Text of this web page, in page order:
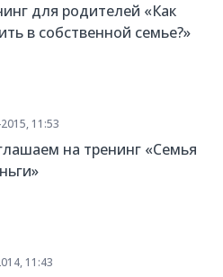
для родителей «Как
в собственной семье?»
11:53
на тренинг «Семья
11:43